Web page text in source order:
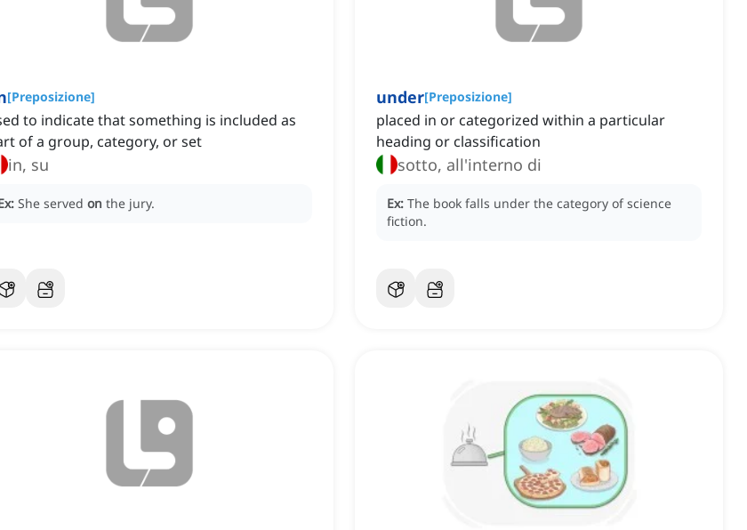
[Preposizione]
to indicate that something is included as
of a group, category, or set
in, su
She served on the jury.
under[Preposizione]
placed in or categorized within a particular
heading or classification
sotto, all'interno di
Ex: The book falls under the category of science
fiction.